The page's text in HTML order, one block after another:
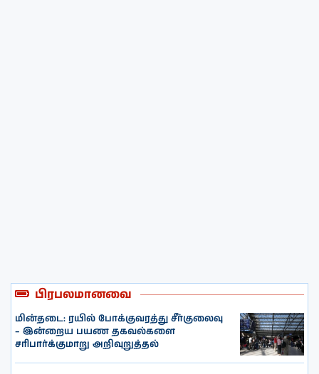
பிரபலமானவை
மின்தடை: ரயில் போக்குவரத்து சீர்குலைவு
– இன்றைய பயண தகவல்களை
சரிபார்க்குமாறு அறிவுறுத்தல்